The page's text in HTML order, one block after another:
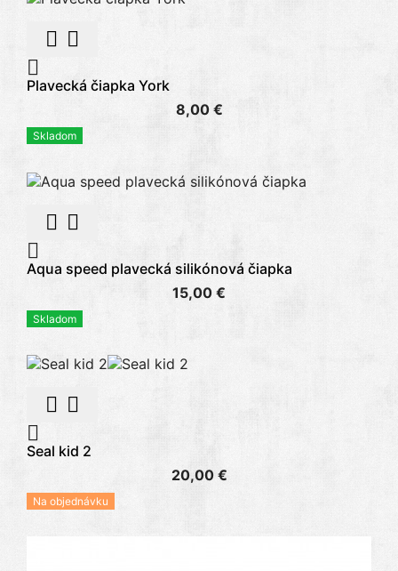



Plavecká čiapka York
8,00 €
Skladom
 

Aqua speed plavecká silikónová čiapka
15,00 €
Skladom



Seal kid 2
20,00 €
Na objednávku